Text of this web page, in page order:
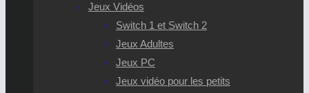
Jeux Vidéos
Switch 1 et Switch 2
Jeux Adultes
Jeux PC
Jeux vidéo pour les petits